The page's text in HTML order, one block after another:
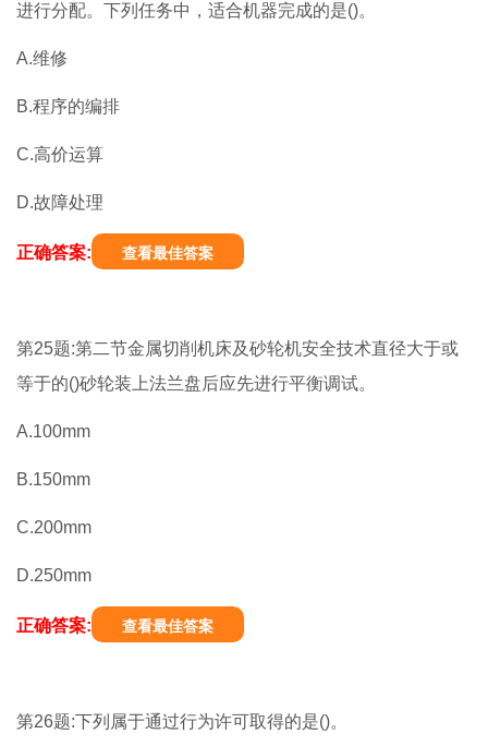
进行分配。下列任务中，适合机器完成的是()。
A.维修
B.程序的编排
C.高价运算
D.故障处理
正确答案: 查看最佳答案
第25题:第二节金属切削机床及砂轮机安全技术直径大于或
等于的()砂轮装上法兰盘后应先进行平衡调试。
A.100mm
B.150mm
C.200mm
D.250mm
正确答案: 查看最佳答案
第26题:下列属于通过行为许可取得的是()。